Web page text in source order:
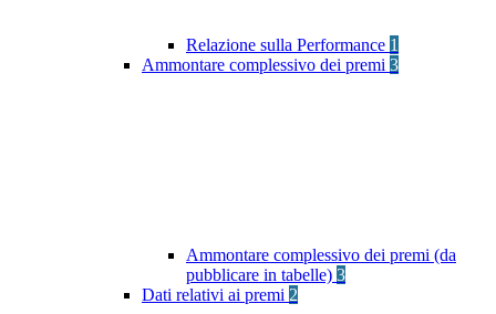
Relazione sulla Performance 1
Ammontare complessivo dei premi 3
Ammontare complessivo dei premi (da
pubblicare in tabelle) 3
Dati relativi ai premi 2